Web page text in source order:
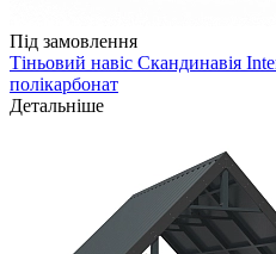
Під замовлення
Тіньовий навіс Скандинавія
полікарбонат
Детальніше